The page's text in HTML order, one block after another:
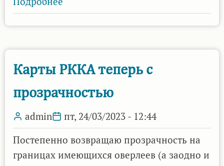
2-
верстные
карты
и
карта
Карты РККА теперь с
прозрачностью
admin
пт, 24/03/2023 - 12:44
Постепенно возвращаю прозрачность на
границах имеющихся оверлеев (а заодно и